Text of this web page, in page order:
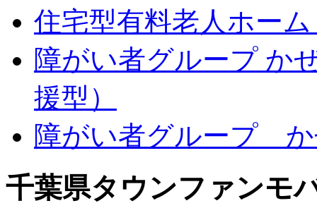
住宅型有料老人ホー
障がい者グループ か
援型）
障がい者グループ か
千葉県タウンファンモ